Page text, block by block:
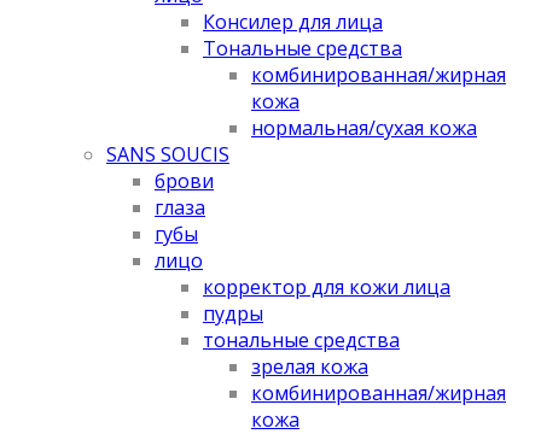
Консилер для лица
Тональные средства
комбинированная/жирная
кожа
нормальная/cухая кожа
SANS SOUCIS
брови
глаза
губы
лицо
корректор для кожи лица
пудры
тональные средства
зрелая кожа
комбинированная/жирная
кожа